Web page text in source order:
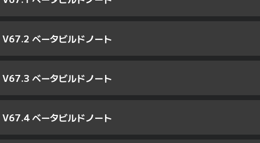
V67.2 ベータビルドノート
V67.3 ベータビルドノート
V67.4 ベータビルドノート